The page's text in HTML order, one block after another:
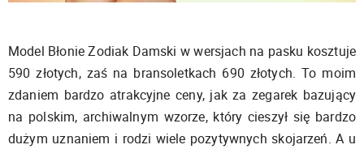
Model Błonie Zodiak Damski w wersjach na pasku kosztuje
590 złotych, zaś na bransoletkach 690 złotych. To moim
zdaniem bardzo atrakcyjne ceny, jak za zegarek bazujący
na polskim, archiwalnym wzorze, który cieszył się bardzo
dużym uznaniem i rodzi wiele pozytywnych skojarzeń. A u